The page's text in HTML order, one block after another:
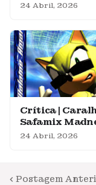
24 Abril, 2026
Crítica |
Safamix
24 Abril, 2026
Postagem